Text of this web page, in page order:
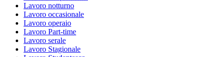
Lavoro notturno
Lavoro occasionale
Lavoro operaio
Lavoro Part-time
Lavoro serale
Lavoro Stagionale